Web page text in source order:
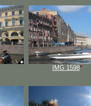
IMG 1598*